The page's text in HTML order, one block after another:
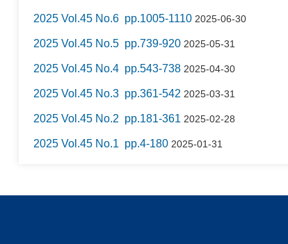
2025 Vol.45 No.6 pp.1005-1110 2025-06-30
2025 Vol.45 No.5 pp.739-920 2025-05-31
2025 Vol.45 No.4 pp.543-738 2025-04-30
2025 Vol.45 No.3 pp.361-542 2025-03-31
2025 Vol.45 No.2 pp.181-361 2025-02-28
2025 Vol.45 No.1 pp.4-180 2025-01-31